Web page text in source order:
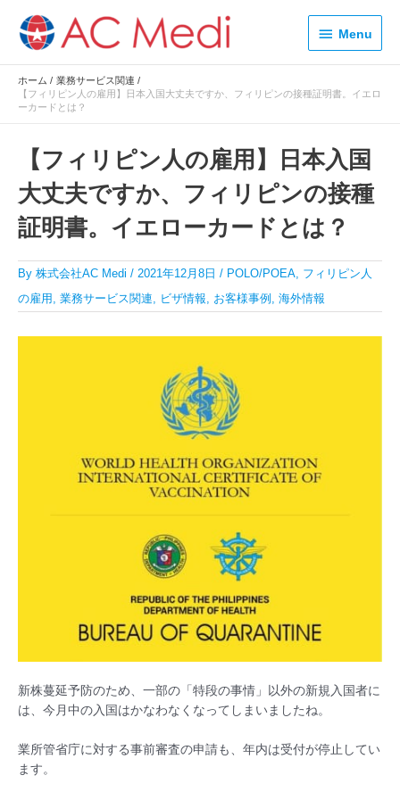
ス
Menu
Menu
ホーム
業務サービス関連
【フィリピン人の雇用】日本入国大丈夫ですか、フィリピンの接種証明書。イエロ
ーカードとは？
【フィリピン人の雇用】日本入国
大丈夫ですか、フィリピンの接種
証明書。イエローカードとは？
By 株式会社AC Medi / 2021年12月8日 / POLO/POEA フィリピン人
の雇用 業務サービス関連 ビザ情報 お客様事例 海外情報
新株蔓延予防のため、一部の「特段の事情」以外の新規入国者に
は、今月中の入国はかなわなくなってしまいましたね。
業所管省庁に対する事前審査の申請も、年内は受付が停止してい
ます。